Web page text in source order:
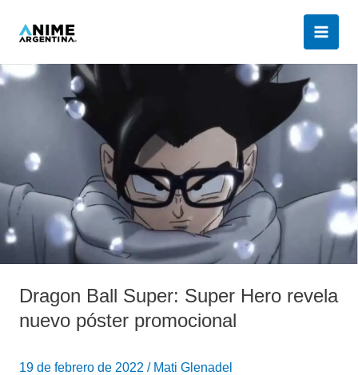
Dragon Ball Super: Super Hero revela
nuevo póster promocional
19 de febrero de 2022 / Mati Glenadel
Dragon
Hero
revela
nuevo
póster
promocional